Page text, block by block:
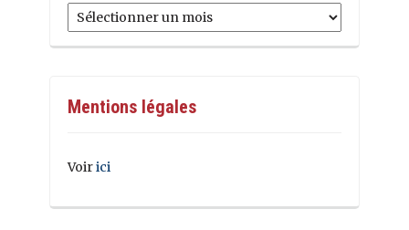
Archives
Mentions légales
Voirici